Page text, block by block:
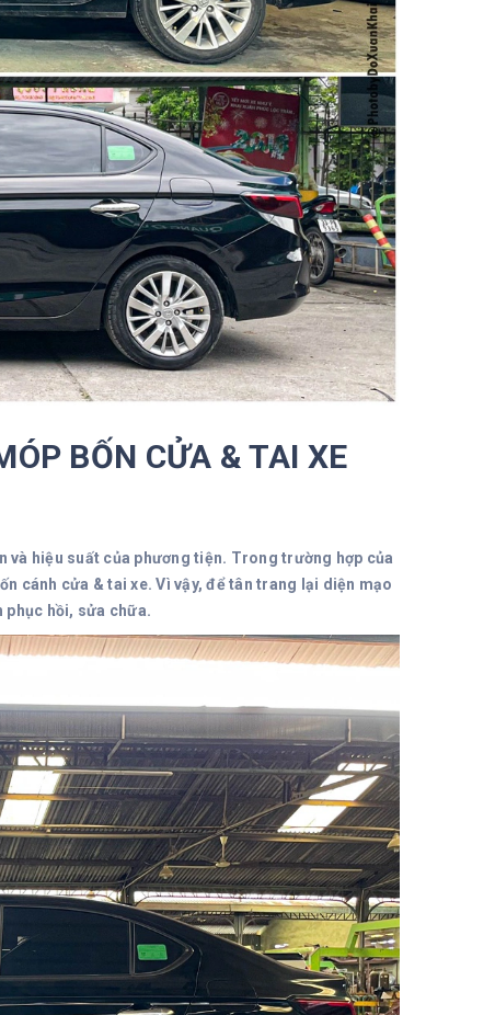
BỐN CỬA & TAI XE
và hiệu suất của phương tiện. Trong trường hợp của
cánh cửa & tai xe. Vì vậy, để tân trang lại diện mạo
phục hồi, sửa chữa.